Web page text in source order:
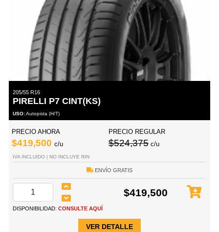
205/55 R16
PIRELLI P7 CINT(KS)
USO:Autopista (H/T)
PRECIO AHORA
$419,500 c/u
PRECIO REGULAR
$524,375 c/u
IVA INCLUIDO | NO INCLUYE RIN
ENVÍO GRATIS
$419,500
DISPONIBILIDAD: CONSULTE AQUÍ
VER DETALLE